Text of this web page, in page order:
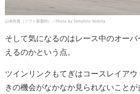
山本尚貴（ソフト装着時）／Photo by Tomohiro Yoshita
そして気になるのはレース中のオー
えるのかという点。
ツインリンクもてぎはコースレイア
きの機会がなかなか見られないこと